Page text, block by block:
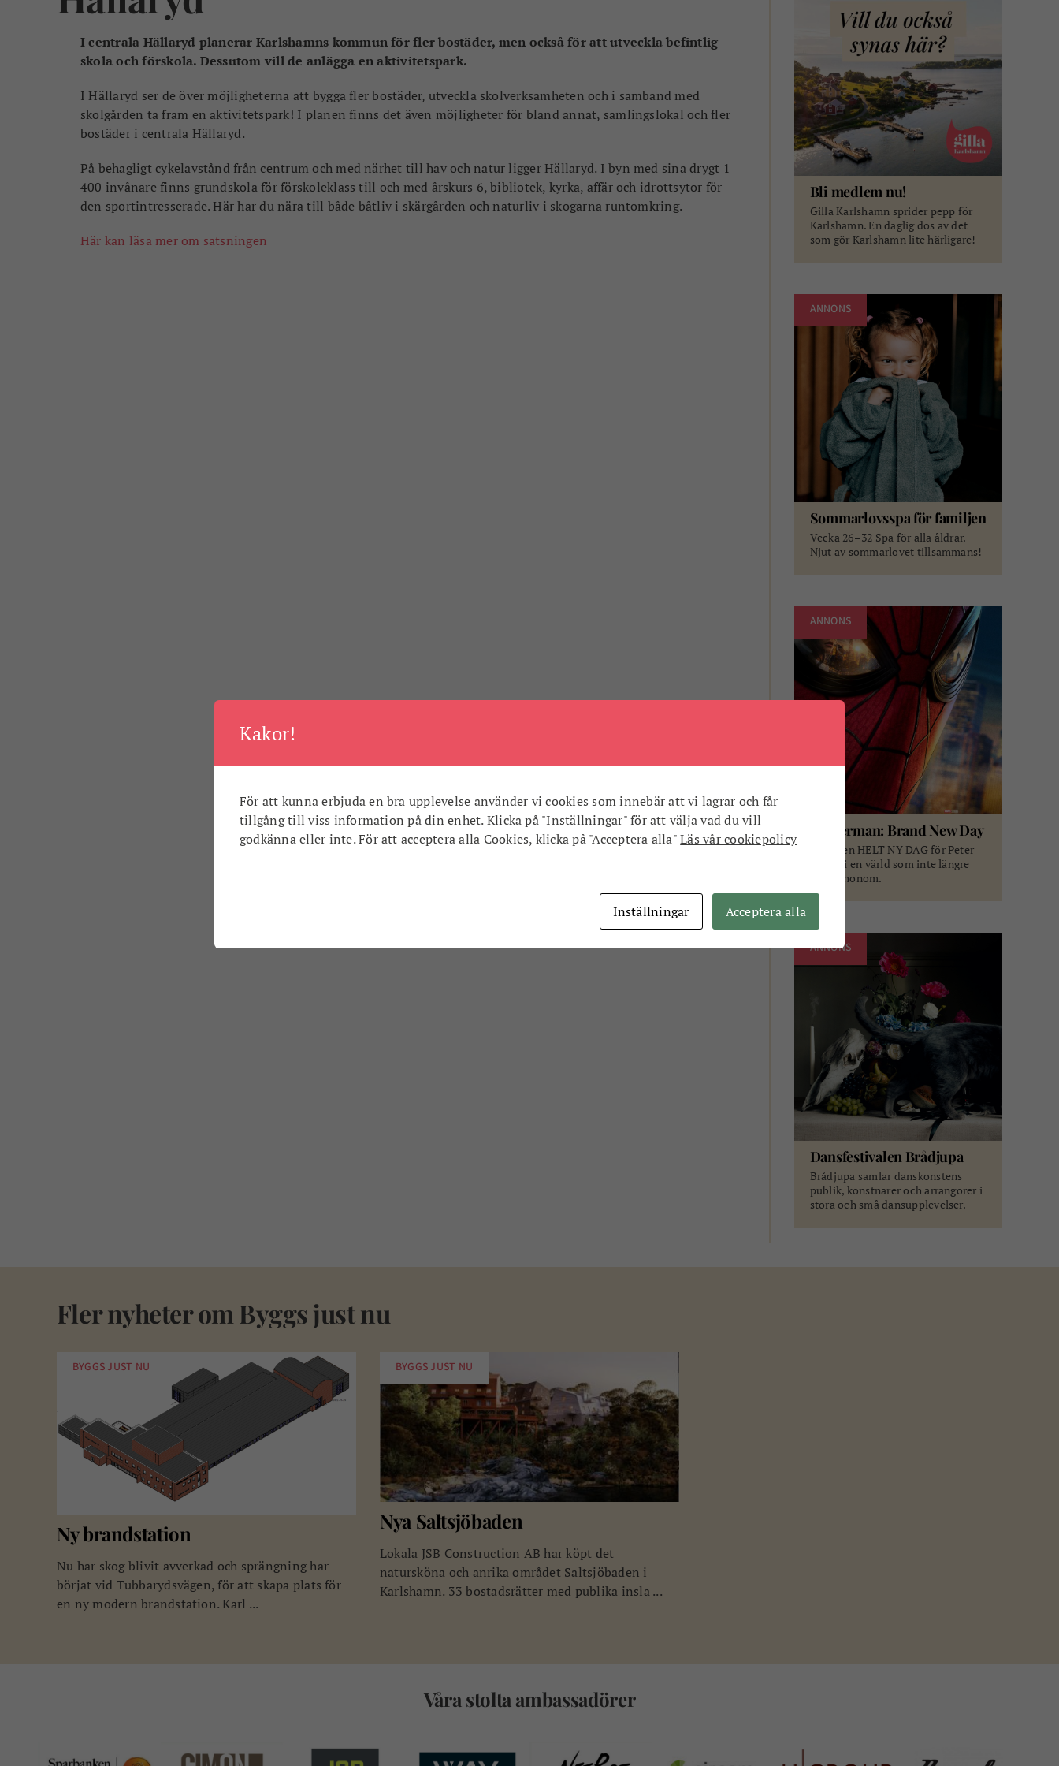
I centrala Hällaryd planerar Karlshamns kommun för fler bostäder, men också för att utveckla befintlig
skola och förskola. Dessutom vill de anlägga en aktivitetspark.
I Hällaryd ser de över möjligheterna att bygga fler bostäder, utveckla skolverksamheten och i samband med
skolgården ta fram en aktivitetspark! I planen finns det även möjligheter för bland annat, samlingslokal och fler
bostäder i centrala Hällaryd.
På behagligt cykelavstånd från centrum och med närhet till hav och natur ligger Hällaryd. I byn med sina drygt 1
400 invånare finns grundskola för förskoleklass till och med årskurs 6, bibliotek, kyrka, affär och idrottsytor för
den sportintresserade. Här har du nära till både båtliv i skärgården och naturliv i skogarna runtomkring.
Här kan läsa mer om satsningen
Bli medlem nu!
Gilla Karlshamn sprider pepp för
Karlshamn. En daglig dos av det
som gör Karlshamn lite härligare!
ANNONS
Sommarlovsspa för familjen
Vecka 26–32 Spa för alla åldrar.
Njut av sommarlovet tillsammans!
ANNONS
Spiderman: Brand New Day
Det är en HELT NY DAG för Peter
Parker i en värld som inte längre
minns honom.
ANNONS
Dansfestivalen Brådjupa
Brådjupa samlar danskonstens
publik, konstnärer och arrangörer i
stora och små dansupplevelser.
Fler nyheter om Byggs just nu
BYGGS JUST NU
Ny brandstation
Nu har skog blivit avverkad och sprängning har
börjat vid Tubbarydsvägen, för att skapa plats för
en ny modern brandstation. Karl ...
BYGGS JUST NU
Nya Saltsjöbaden
Lokala JSB Construction AB har köpt det
natursköna och anrika området Saltsjöbaden i
Karlshamn. 33 bostadsrätter med publika insla ...
Våra stolta ambassadörer
Kakor!
För att kunna erbjuda en bra upplevelse använder vi cookies som innebär att vi lagrar och får
tillgång till viss information på din enhet. Klicka på "Inställningar" för att välja vad du vill
godkänna eller inte. För att acceptera alla Cookies, klicka på "Acceptera alla"Läs vår cookiepolicy
Inställningar Acceptera alla